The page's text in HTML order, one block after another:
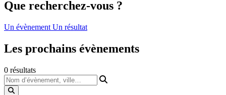
Que recherchez-vous ?
Un évènement Un résultat
Les prochains évènements
0 résultats
Nom d’évènement, ville…